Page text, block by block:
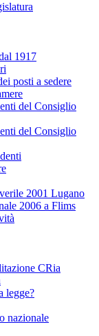
1917
posti a sedere
del Consiglio
del Consiglio
2001 Lugano
2006 a Flims
CRia
legge?
nazionale